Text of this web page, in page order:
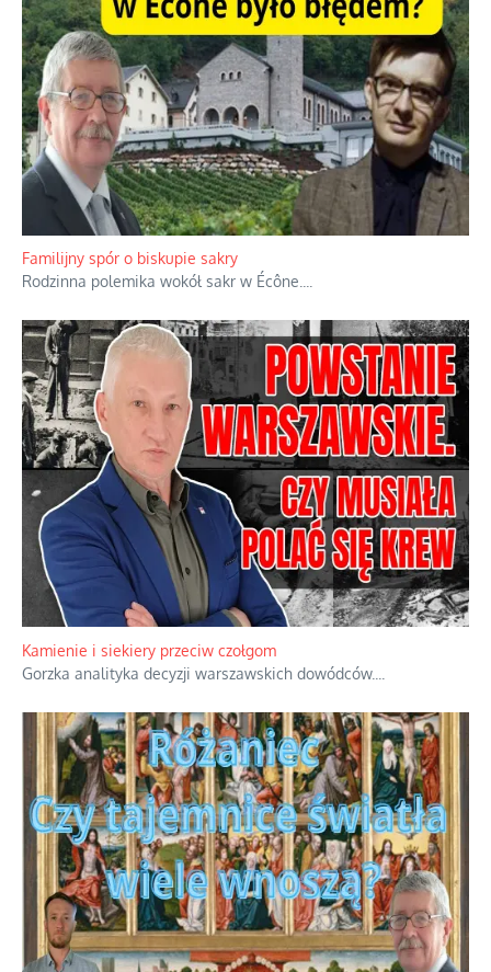
Familijny spór o biskupie sakry
Rodzinna polemika wokół sakr w Écône.
Kamienie i siekiery przeciw czołgom
Gorzka analityka decyzji warszawskich dowódców.